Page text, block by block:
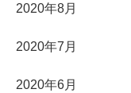
2020年8月
2020年7月
2020年6月